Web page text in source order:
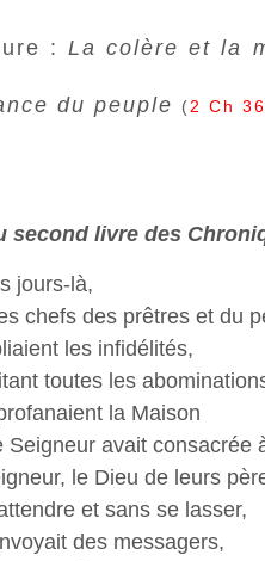
:La colère et la
du peuple (2 Ch
second livre des
jours-là,
chefs des prêtres et du
les infidélités,
toutes les
la Maison
Seigneur avait consacrée
le Dieu de leurs
et sans se lasser,
des messagers,